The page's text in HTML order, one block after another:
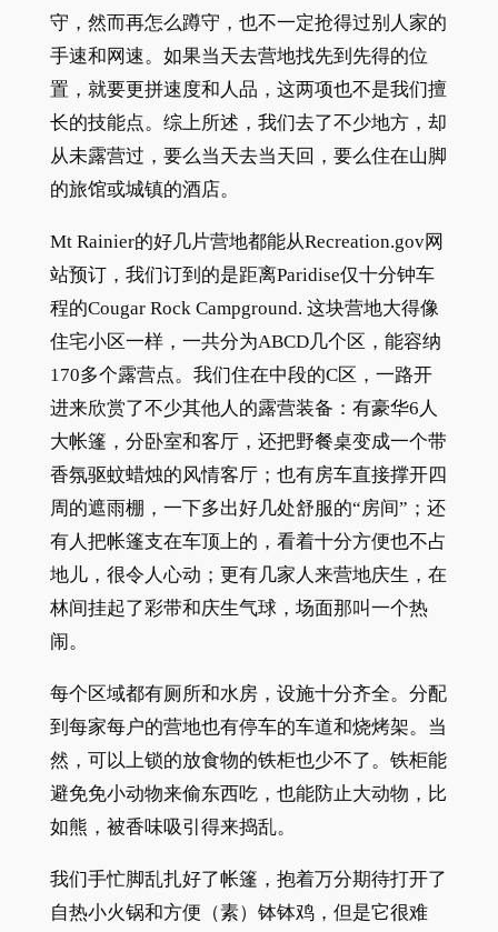
守，然而再怎么蹲守，也不一定抢得过别人家的
手速和网速。如果当天去营地找先到先得的位
置，就要更拼速度和人品，这两项也不是我们擅
长的技能点。综上所述，我们去了不少地方，却
从未露营过，要么当天去当天回，要么住在山脚
的旅馆或城镇的酒店。
Mt Rainier的好几片营地都能从Recreation.gov网
站预订，我们订到的是距离Paridise仅十分钟车
程的​​Cougar Rock Campground. 这块营地大得像
住宅小区一样，一共分为ABCD几个区，能容纳
170多个露营点。我们住在中段的C区，一路开
进来欣赏了不少其他人的露营装备：有豪华6人
大帐篷，分卧室和客厅，还把野餐桌变成一个带
香氛驱蚊蜡烛的风情客厅；也有房车直接撑开四
周的遮雨棚，一下多出好几处舒服的“房间”；还
有人把帐篷支在车顶上的，看着十分方便也不占
地儿，很令人心动；更有几家人来营地庆生，在
林间挂起了彩带和庆生气球，场面那叫一个热
闹。
每个区域都有厕所和水房，设施十分齐全。分配
到每家每户的营地也有停车的车道和烧烤架。当
然，可以上锁的放食物的铁柜也少不了。铁柜能
避免免小动物来偷东西吃，也能防止大动物，比
如熊，被香味吸引得来捣乱。
我们手忙脚乱扎好了帐篷，抱着万分期待打开了
自热小火锅和方便（素）钵钵鸡，但是它很难